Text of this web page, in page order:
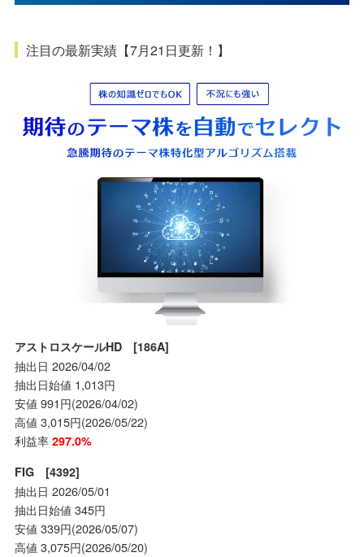
注目の最新実績【7月21日更新！】
アストロスケールHD [186A]
抽出日 2026/04/02
抽出日始値 1,013円
安値 991円(2026/04/02)
高値 3,015円(2026/05/22)
利益率 297.0%
FIG [4392]
抽出日 2026/05/01
抽出日始値 345円
安値 339円(2026/05/07)
高値 3,075円(2026/05/20)